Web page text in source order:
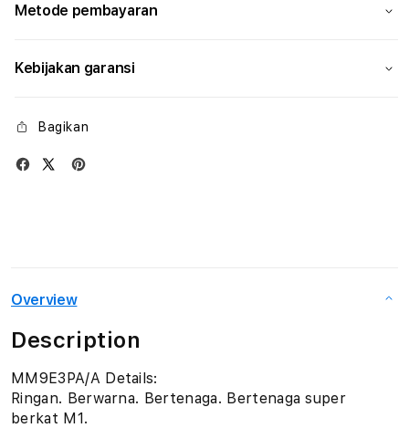
Metode pembayaran
Kebijakan garansi
Bagikan
Overview
Description
MM9E3PA/A Details:
Ringan. Berwarna. Bertenaga. Bertenaga super
berkat M1.